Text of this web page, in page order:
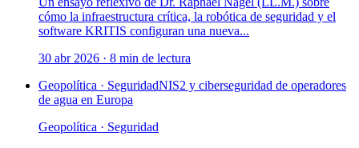
cómo la infraestructura crítica, la robótica de seguridad y el
software KRITIS configuran una nueva...
30 abr 2026 · 8 min de lectura
Geopolítica · SeguridadNIS2 y ciberseguridad de operadores
de agua en Europa
Geopolítica · Seguridad